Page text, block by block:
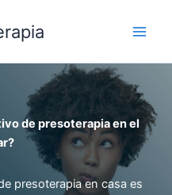
de presoterapia en el
presoterapia en casa es